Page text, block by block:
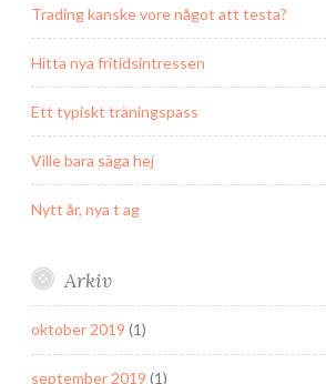
Trading kanske vore något att testa?
Hitta nya fritidsintressen
Ett typiskt träningspass
Ville bara säga hej
Nytt år, nya t ag
Arkiv
oktober 2019 (1)
september 2019 (1)